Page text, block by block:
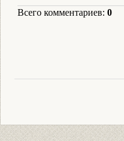
Всего комментариев: 0